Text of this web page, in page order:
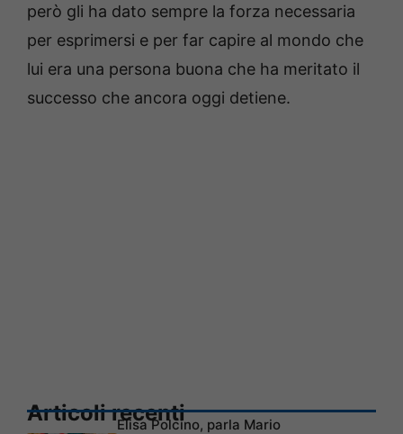
però gli ha dato sempre la forza necessaria
per esprimersi e per far capire al mondo che
lui era una persona buona che ha meritato il
successo che ancora oggi detiene.
Articoli recentiElisa Polcino, parla Mario